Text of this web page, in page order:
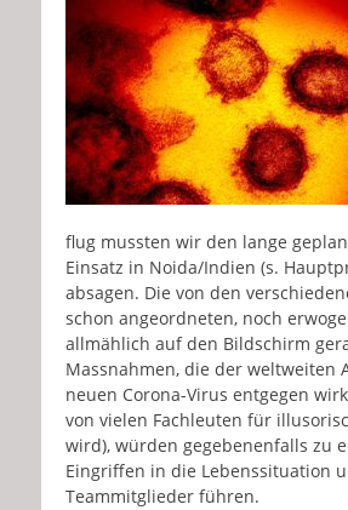
flug mussten wir den lange
Einsatz in Noida/Indien (s.
absagen. Die von den
schon angeordneten, noch
allmählich auf den Bildschirm
Massnahmen, die der weltweiten
neuen Corona-Virus entgegen
von vielen Fachleuten für
wird), würden gegebenenfalls zu
Eingriffen in die Lebenssituation
Teammitglieder führen.